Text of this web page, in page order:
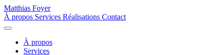
Matthias Foyer
À propos Services Réalisations Contact
À propos
Services